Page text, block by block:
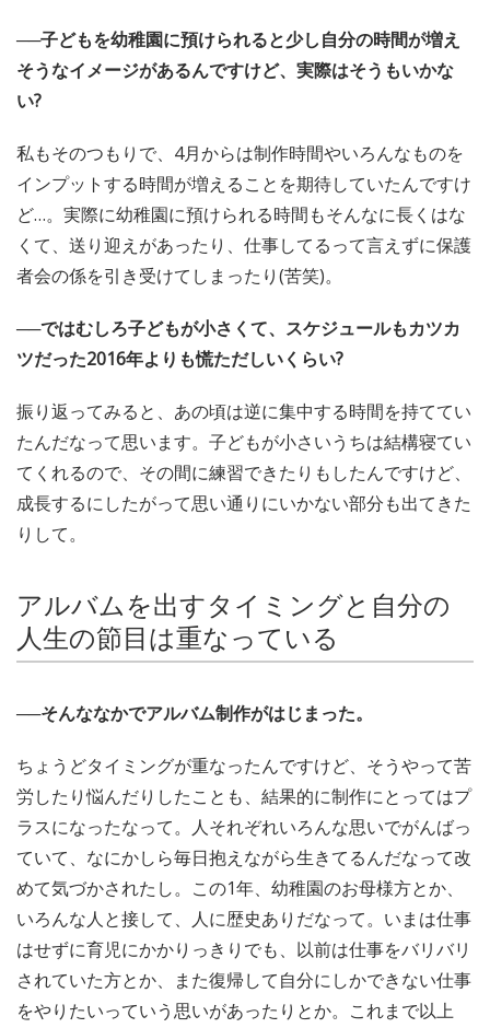
──子どもを幼稚園に預けられると少し自分の時間が増え
そうなイメージがあるんですけど、実際はそうもいかな
い?
私もそのつもりで、4月からは制作時間やいろんなものを
インプットする時間が増えることを期待していたんですけ
ど…。実際に幼稚園に預けられる時間もそんなに長くはな
くて、送り迎えがあったり、仕事してるって言えずに保護
者会の係を引き受けてしまったり(苦笑)。
──ではむしろ子どもが小さくて、スケジュールもカツカ
ツだった2016年よりも慌ただしいくらい?
振り返ってみると、あの頃は逆に集中する時間を持ててい
たんだなって思います。子どもが小さいうちは結構寝てい
てくれるので、その間に練習できたりもしたんですけど、
成長するにしたがって思い通りにいかない部分も出てきた
りして。
アルバムを出すタイミングと自分の
人生の節目は重なっている
──そんななかでアルバム制作がはじまった。
ちょうどタイミングが重なったんですけど、そうやって苦
労したり悩んだりしたことも、結果的に制作にとってはプ
ラスになったなって。人それぞれいろんな思いでがんばっ
ていて、なにかしら毎日抱えながら生きてるんだなって改
めて気づかされたし。この1年、幼稚園のお母様方とか、
いろんな人と接して、人に歴史ありだなって。いまは仕事
はせずに育児にかかりっきりでも、以前は仕事をバリバリ
されていた方とか、また復帰して自分にしかできない仕事
をやりたいっていう思いがあったりとか。これまで以上